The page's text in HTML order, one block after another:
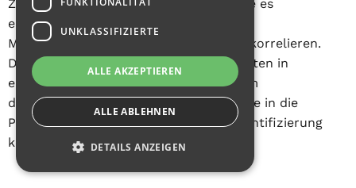
ZEISS CORRELATE ist eine Funktion, die es
ermöglicht, Daten aus verschiedenen
Messverfahren zu kombinieren und zu korrelieren.
Damit können unterschiedliche Messdaten in
einem gemeinsamen Koordinatensystem
dargestellt werden, was tiefere Einblicke in die
Produktqualität ermöglicht und die Identifizierung
komplexer Probleme erleichtert.
UNKLASSIFIZIERTE
ALLE AKZEPTIEREN
ALLE ABLEHNEN
DETAILS ANZEIGEN